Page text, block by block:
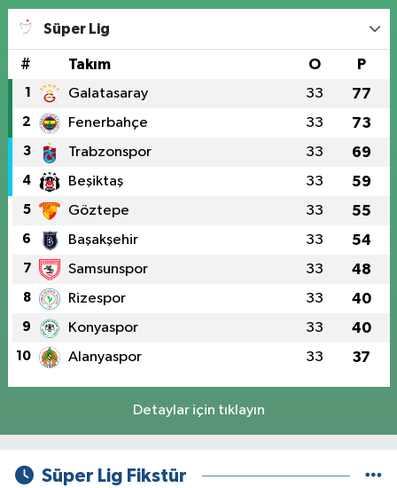
Süper Lig
# Takım O P
1 Galatasaray 33 77
2 Fenerbahçe 33 73
3 Trabzonspor 33 69
4 Beşiktaş 33 59
5 Göztepe 33 55
6 Başakşehir 33 54
7 Samsunspor 33 48
8 Rizespor 33 40
9 Konyaspor 33 40
10 Alanyaspor 33 37
Detaylar için tıklayın
Süper Lig Fikstür